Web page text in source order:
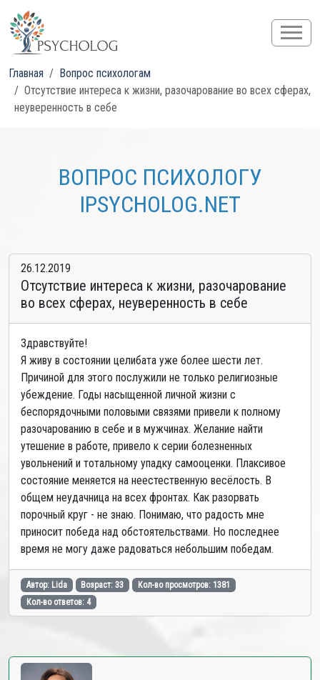
Главная
Вопрос психологам
Отсутствие интереса к жизни, разочарование во всех сферах,
неуверенность в себе
ВОПРОС ПСИХОЛОГУ
IPSYCHOLOG.NET
26.12.2019
Отсутствие интереса к жизни, разочарование
во всех сферах, неуверенность в себе
Здравствуйте!
Я живу в состоянии целибата уже более шести лет.
Причиной для этого послужили не только религиозные
убеждение. Годы насыщенной личной жизни с
беспорядочными половыми связями привели к полному
разочарованию в себе и в мужчинах. Желание найти
утешение в работе, привело к серии болезненных
увольнений и тотальному упадку самооценки. Плаксивое
состояние меняется на неестественную весёлость. В
общем неудачница на всех фронтах. Как разорвать
порочный круг - не знаю. Понимаю, что радость мне
приносит победа над обстоятельствами. Но последнее
время не могу даже радоваться небольшим победам.
Автор: Lida Возраст: 33
Кол-во просмотров: 1381
Кол-во ответов: 4